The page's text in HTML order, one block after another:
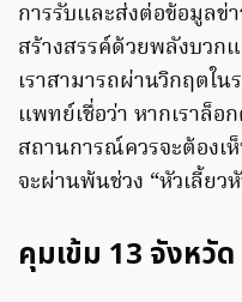
การรับและส่งต่อข้อมูลข่
สร้างสรรค์ด้วยพลังบวก
เราสามารถผ่านวิกฤตใ
แพทย์เชื่อว่า หากเราล็อ
สถานการณ์ควรจะต้องเ
จะผ่านพ้นช่วง “หัวเลี้ยว
คุมเข้ม 13 จังหวัด